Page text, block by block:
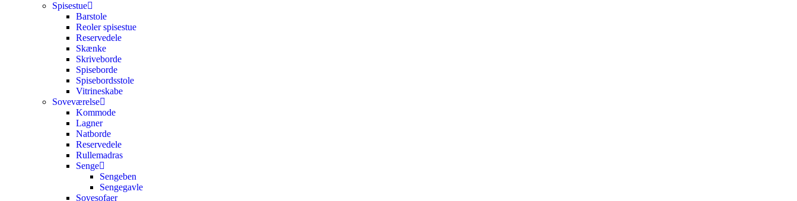
Spisestue
Barstole
Reoler spisestue
Reservedele
Skænke
Skriveborde
Spiseborde
Spisebordsstole
Vitrineskabe
Soveværelse
Kommode
Lagner
Natborde
Reservedele
Rullemadras
Senge
Sengeben
Sengegavle
Sovesofaer